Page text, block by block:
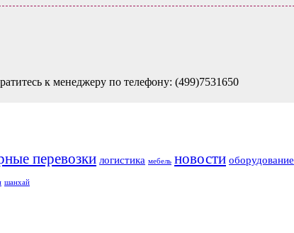
к менеджеру по телефону: (499)7531650
перевозки логистика мебель новости оборудование
шанхай